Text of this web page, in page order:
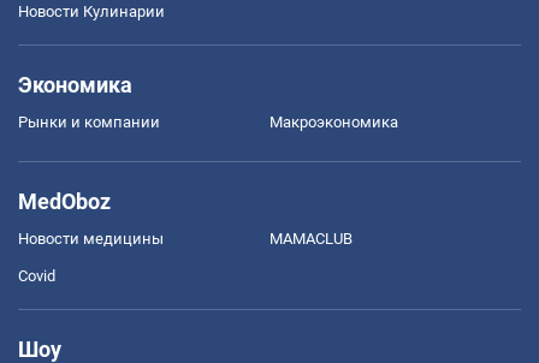
Новости Кулинарии
Экономика
Рынки и компании Mакроэкономика
MedOboz
Новости медицины MAMACLUB
Covid
Шоу